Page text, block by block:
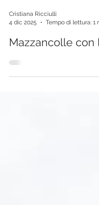
Cristiana Ricciulli
4 dic 2025
Tempo di lettura: 1
Mazzancolle con